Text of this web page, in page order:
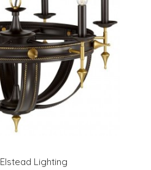
Elstead Lighting